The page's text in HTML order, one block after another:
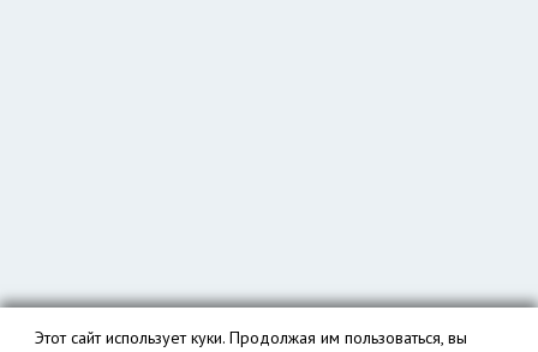
Этот сайт использует куки. Продолжая им пользоваться, вы